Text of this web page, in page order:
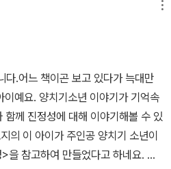
다..아이에게 더 쉽게 이해시키기 위
요.. 나 자신에게도 진정성이 있어야
도로 대해줘야 합니다.그래야 바른
상황과 없는 상황..쉽게 풀어서 어
아요..예시를 들어 설명해주니까. 머
로 똘똘이는 느끼는 바가 컸을 겁니
삶을 살수 있게 되겠지요~~ 여기
린이가 되는 8가지 방법을 소개합니
돌보고 있었는데 한마리가 냇가에
께 잘보이기위해 또 거짓말을 합니
양치기 친구인 진심이 에게도 거짓말
죠.그러나 거짓말을 오래 못간다는
는 정신을 차리고 진심이의 도움으
답니다. 내용 중간중간 아이들이 한
만화형식으로 나와있어요.만화의
'이란 무엇인지 다시한번 꼭꼭 짚어
.어느 책이곤 보고 있다가 늑대만
예요. 양치기소년 이야기가 기억속
께 진정성에 대해 이야기해볼 수 있
의 이 아이가 주인공 양치기 소년이
을 참고하여 만들었다고 하네요. 세